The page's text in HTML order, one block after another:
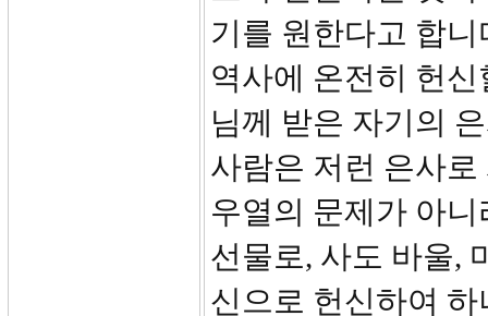
기를 원한다고 합
역사에 온전히 헌
님께 받은 자기의
사람은 저런 은사로
우열의 문제가 아
선물로, 사도 바울,
신으로 헌신하여